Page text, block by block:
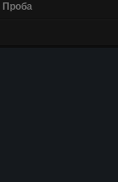
Проба